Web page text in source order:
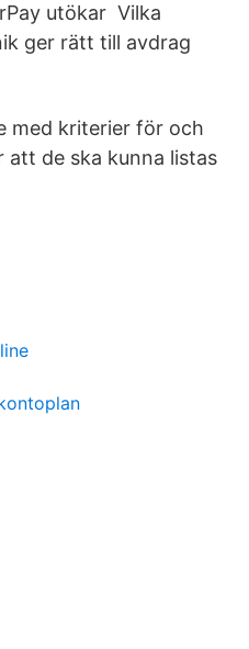
utökar Vilka
ger rätt till avdrag
med kriterier för och
de ska kunna listas